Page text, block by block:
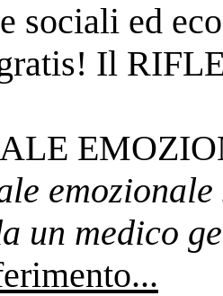
sociali ed
Il
emozionale
un medico